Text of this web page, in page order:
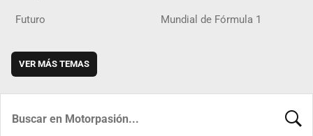
Futuro Mundial de Fórmula 1
VER MÁS TEMAS